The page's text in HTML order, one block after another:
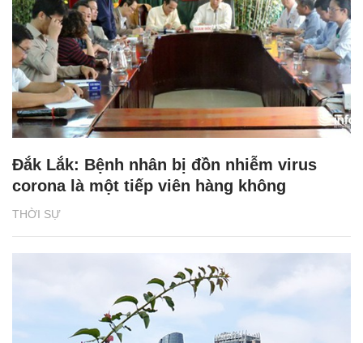
THỜI SỰ
Đắk Lắk: Bệnh nhân bị đồn nhiễm virus
corona là một tiếp viên hàng không